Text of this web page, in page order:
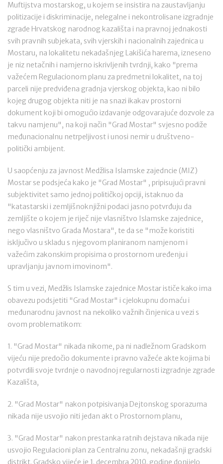
Muftijstva mostarskog, u kojem se insistira na zaustavljanju
politizacije i diskriminacije, nelegalne i nekontrolisane izgradnje
zgrade Hrvatskog narodnog kazališta i na pravnoj jednakosti
svih pravnih subjekata, svih vjerskih i nacionalnih zajednica u
Mostaru, na lokalitetu nekadašnjeg Lakišića harema, izneseno
je niz netačnih i namjerno iskrivljenih tvrdnji, kako "prema
važećem Regulacionom planu za predmetni lokalitet, na toj
parceli nije predviđena gradnja vjerskog objekta, kao ni bilo
kojeg drugog objekta niti je na snazi ikakav prostorni
dokument koji bi omogućio izdavanje odgovarajuće dozvole za
takvu namjenu", na koji način "Grad Mostar" svjesno podiže
međunacionalnu netrpeljivost i unosi nemir u društveno-
politički ambijent.
U saopćenju za javnost Medžlisa Islamske zajedncie (MIZ)
Mostar se podsjeća kako je "Grad Mostar" , pripisujući pravni
subjektivitet samo jednoj političkoj opciji, istaknuo da
"katastarski i zemljišnoknjižni podaci jasno potvrđuju da
zemljište o kojem je riječ nije vlasništvo Islamske zajednice,
nego vlasništvo Grada Mostara", te da se "može koristiti
isključivo u skladu s njegovom planiranom namjenom i
važećim zakonskim propisima o prostornom uređenju i
upravljanju javnom imovinom".
S tim u vezi, Medžlis Islamske zajednice Mostar ističe kako ima
obavezu podsjetiti "Grad Mostar" i cjelokupnu domaću i
međunarodnu javnost na nekoliko važnih činjenica u vezi s
ovom problematikom:
1. "Grad Mostar" nikada nikome, pa ni nadležnom Gradskom
vijeću nije predočio dokumente i pravno važeće akte kojima bi
potvrdili svoje tvrdnje o navodnoj regularnosti izgradnje zgrade
Kazališta,
2. "Grad Mostar" nakon potpisivanja Dejtonskog sporazuma
nikada nije usvojio niti jedan akt o Prostornom planu,
3. "Grad Mostar" nakon prestanka ratnih dejstava nikada nije
usvojio Regulacioni plan za Centralnu zonu, nekadašnji gradski
distrikt. Gradsko vijeće je 1. decembra 2010. godine donijelo